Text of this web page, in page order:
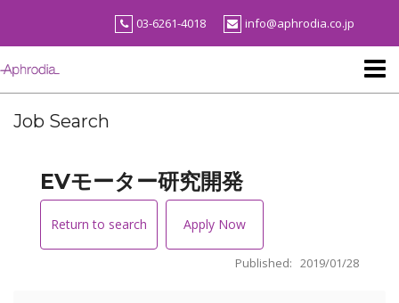
content
03-6261-4018 info@aphrodia.co.jp
Job Search
EVモーター研究開発
Return to search Apply Now
Published: 2019/01/28